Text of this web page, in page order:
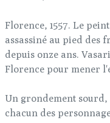
Florence, 1557. Le
assassiné au pied des
depuis onze ans.
Florence pour mener
Un grondement sourd,
chacun des